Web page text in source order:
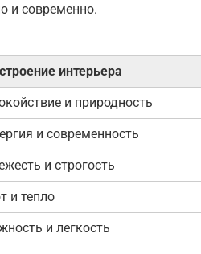
и современно.
интерьера
и природность
и современность
и строгость
и тепло
и легкость